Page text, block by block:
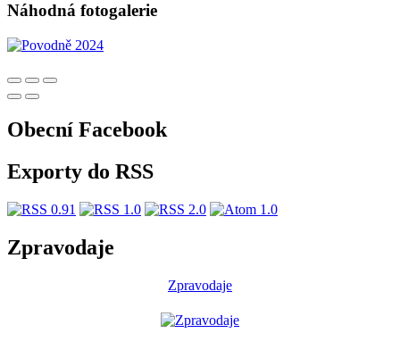
Náhodná fotogalerie
Obecní Facebook
Exporty do RSS
Zpravodaje
Zpravodaje